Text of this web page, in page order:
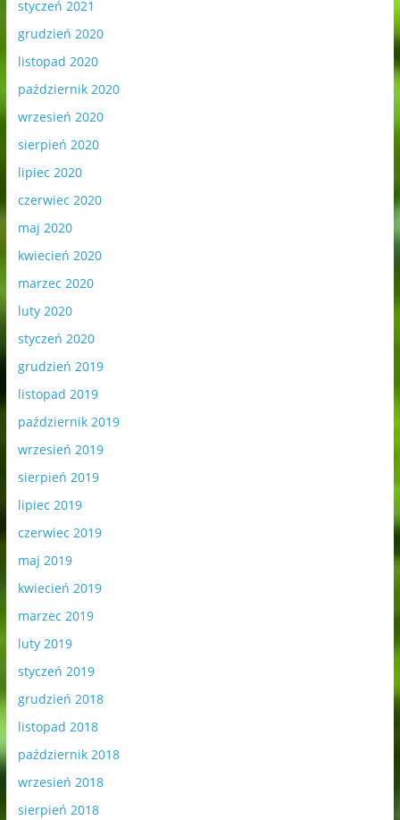
styczeń 2021
grudzień 2020
listopad 2020
październik 2020
wrzesień 2020
sierpień 2020
lipiec 2020
czerwiec 2020
maj 2020
kwiecień 2020
marzec 2020
luty 2020
styczeń 2020
grudzień 2019
listopad 2019
październik 2019
wrzesień 2019
sierpień 2019
lipiec 2019
czerwiec 2019
maj 2019
kwiecień 2019
marzec 2019
luty 2019
styczeń 2019
grudzień 2018
listopad 2018
październik 2018
wrzesień 2018
sierpień 2018